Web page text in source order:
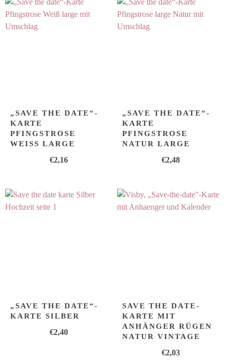
„SAVE THE DATE“-
KARTE
PFINGSTROSE
WEISS LARGE
€2,16
„SAVE THE DATE“-
KARTE
PFINGSTROSE
NATUR LARGE
€2,48
„SAVE THE DATE“-
KARTE SILBER
€2,40
SAVE THE DATE-
KARTE MIT
ANHÄNGER RÜGEN
NATUR VINTAGE
€2,03